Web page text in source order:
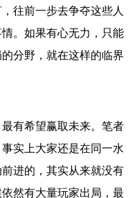
往前一步去争夺这些人
。如果有心无力，只能
分野，就在这样的临界
有希望赢取未来。笔者
实上大家还是在同一水
进的，其实从来就没有
然有大量玩家出局，最